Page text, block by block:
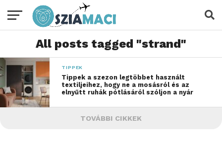
All posts tagged "strand"
TIPPEK
Tippek a szezon legtöbbet használt
textiljeihez, hogy ne a mosásról és az
elnyűtt ruhák pótlásáról szóljon a nyár
TOVÁBBI CIKKEK